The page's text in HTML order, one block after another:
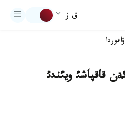
ق ز
اقوردا
قاقپاشئ ويئندئ